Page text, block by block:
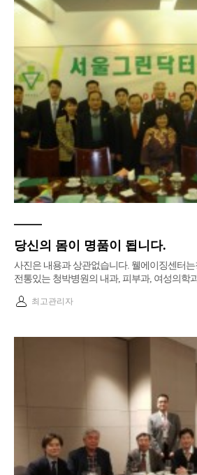
당신의 몸이 명품이 됩니다.
사진은 내용과 상관없습니다. 웰에이징센터
전통있는 청박병원의 내과, 피부과, 여성의
최고관리자